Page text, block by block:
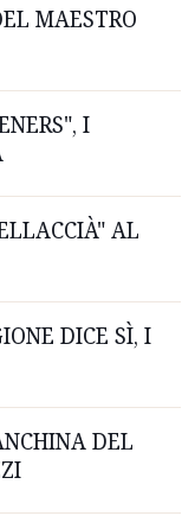
MAESTRO
I
AL
DICE SÌ, I
DEL